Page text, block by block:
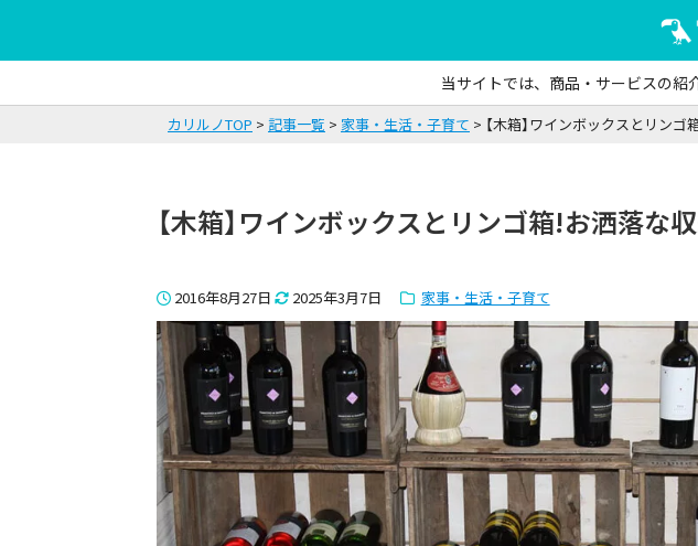
当サイトでは、商品・サービスの紹
カリルノTOP 記事一覧 家事・生活・子育て 【木箱】ワインボックスとリン
【木箱】ワインボックスとリンゴ箱!お洒落な
2016年8月27日 2025年3月7日 家事・生活・子育て